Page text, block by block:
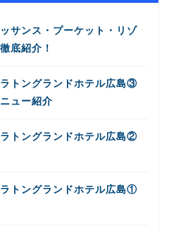
サンス・プーケット・リゾ
底紹介！
ラトングランドホテル広島③
ュー紹介
ラトングランドホテル広島②
ラトングランドホテル広島①